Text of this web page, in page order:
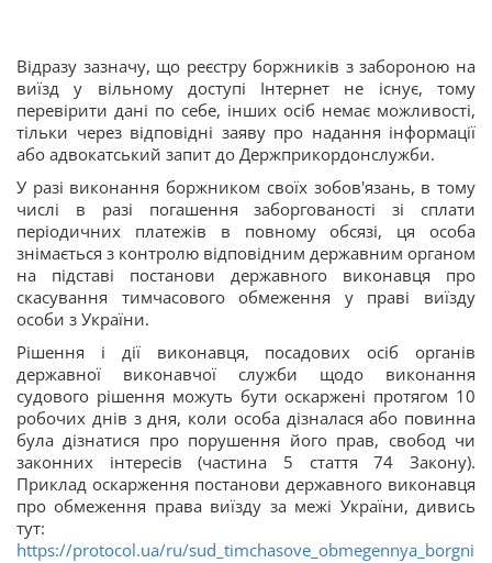
Відразу зазначу, що реєстру боржників з забороною на
виїзд у вільному доступі Інтернет не існує, тому
перевірити дані по себе, інших осіб немає можливості,
тільки через відповідні заяву про надання інформації
або адвокатський запит до Держприкордонслужби.
У разі виконання боржником своїх зобов'язань, в тому
числі в разі погашення заборгованості зі сплати
періодичних платежів в повному обсязі, ця особа
знімається з контролю відповідним державним органом
на підставі постанови державного виконавця про
скасування тимчасового обмеження у праві виїзду
особи з України.
Рішення і дії виконавця, посадових осіб органів
державної виконавчої служби щодо виконання
судового рішення можуть бути оскаржені протягом 10
робочих днів з дня, коли особа дізналася або повинна
була дізнатися про порушення його прав, свобод чи
законних інтересів (частина 5 стаття 74 Закону).
Приклад оскарження постанови державного виконавця
про обмеження права виїзду за межі України, дивись
тут:
https://protocol.ua/ru/